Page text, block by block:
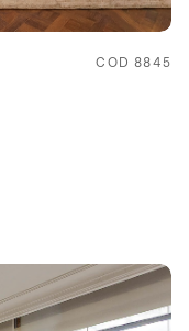
COD 8845